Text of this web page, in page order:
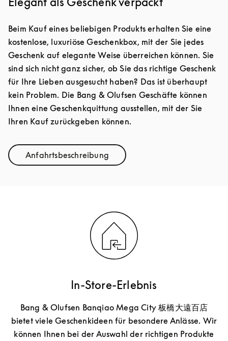
Beim Kauf eines beliebigen Produkts erhalten Sie eine
kostenlose, luxuriöse Geschenkbox, mit der Sie jedes
Geschenk auf elegante Weise überreichen können. Sie
sind sich nicht ganz sicher, ob Sie das richtige Geschenk
für Ihre Lieben ausgesucht haben? Das ist überhaupt
kein Problem. Die Bang & Olufsen Geschäfte können
Ihnen eine Geschenkquittung ausstellen, mit der Sie
Ihren Kauf zurückgeben können.
AnfahrtsbeschreibungLink Opens in New Tab
In-Store-Erlebnis
Bang & Olufsen Banqiao Mega City 板橋大遠百店
bietet viele Geschenkideen für besondere Anlässe. Wir
können Ihnen bei der Auswahl der richtigen Produkte